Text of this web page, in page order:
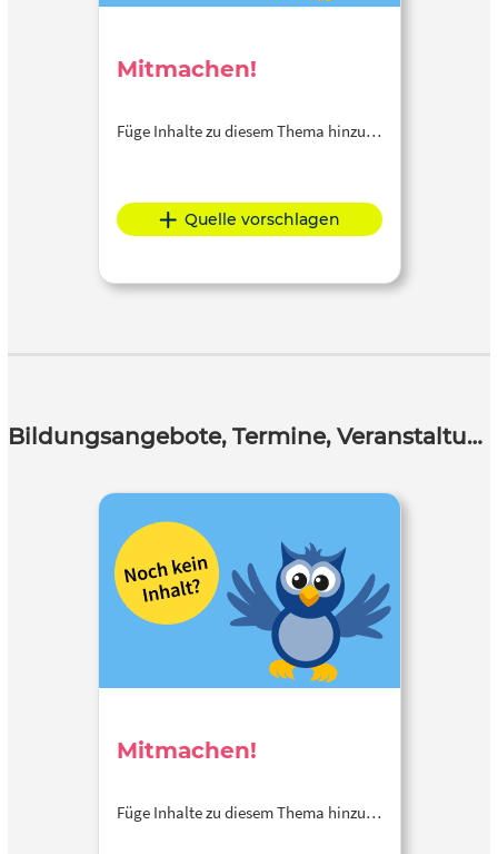
Mitmachen!
Füge Inhalte zu diesem Thema hinzu…
Quelle vorschlagen
Bildungsangebote, Termine, Veranstaltungen
Mitmachen!
Füge Inhalte zu diesem Thema hinzu…